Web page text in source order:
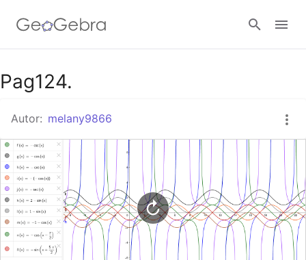
Google Classroom
GeoGebra Classroom
Abrir sesión
Pag124.
Autor: melany9866